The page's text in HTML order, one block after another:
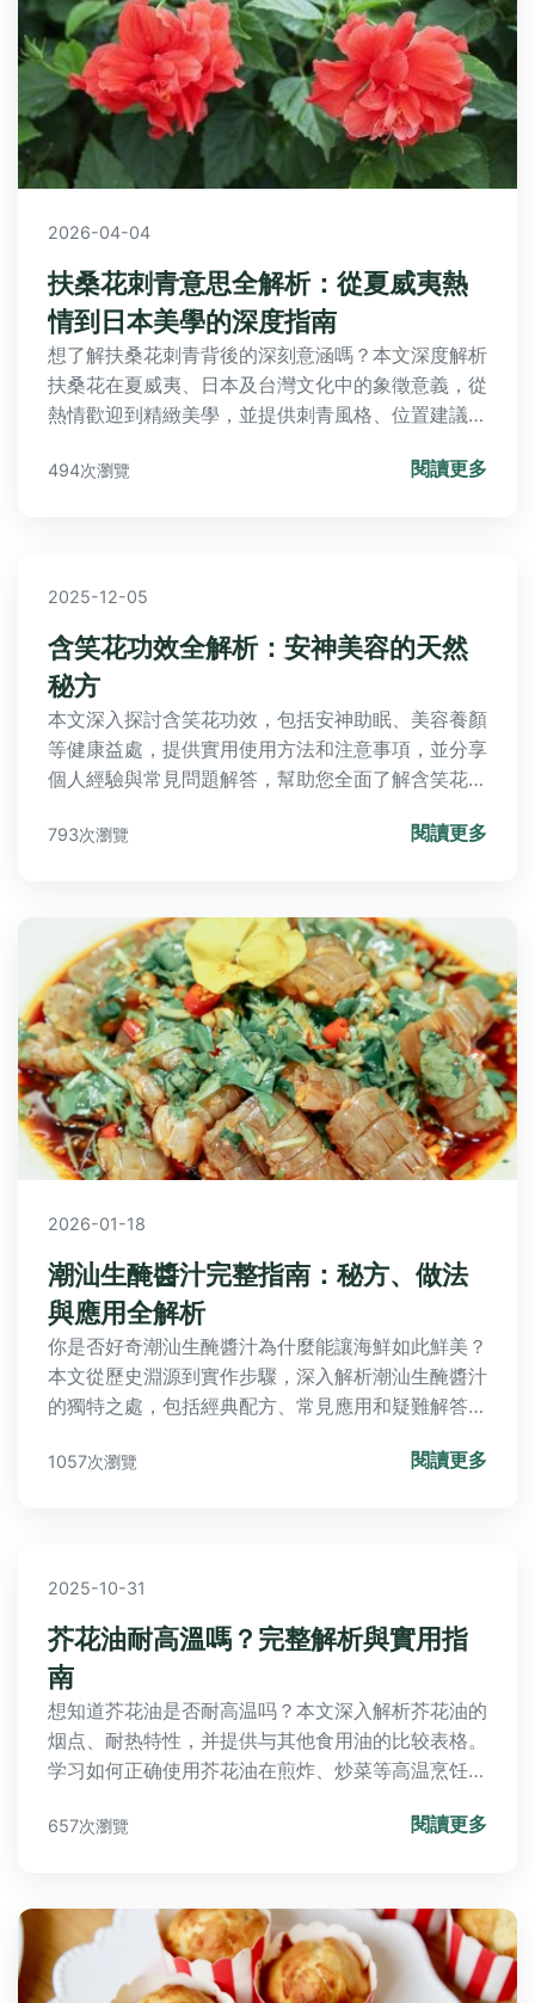
2026-04-04
扶桑花刺青意思全解析：從夏威夷熱
情到日本美學的深度指南
想了解扶桑花刺青背後的深刻意涵嗎？本文深度解析
扶桑花在夏威夷、日本及台灣文化中的象徵意義，從
熱情歡迎到精緻美學，並提供刺青風格、位置建議與
494次瀏覽 閱讀更多
2025-12-05
含笑花功效全解析：安神美容的天然
秘方
本文深入探討含笑花功效，包括安神助眠、美容養顏
等健康益處，提供實用使用方法和注意事項，並分享
個人經驗與常見問題解答，幫助您全面了解含笑花的
793次瀏覽 閱讀更多
2026-01-18
潮汕生醃醬汁完整指南：秘方、做法
與應用全解析
你是否好奇潮汕生醃醬汁為什麼能讓海鮮如此鮮美？
本文從歷史淵源到實作步驟，深入解析潮汕生醃醬汁
的獨特之處，包括經典配方、常見應用和疑難解答，
1057次瀏覽 閱讀更多
2025-10-31
芥花油耐高溫嗎？完整解析與實用指
南
想知道芥花油是否耐高温吗？本文深入解析芥花油的
烟点、耐热特性，并提供与其他食用油的比较表格。
学习如何正确使用芥花油在煎炸、炒菜等高温烹饪
明智选择。
657次瀏覽 閱讀更多